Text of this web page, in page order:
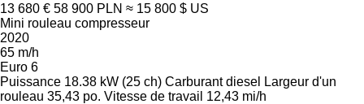
13 680 € 58 900 PLN ≈ 15 800 $ US
Mini rouleau compresseur
2020
65 m/h
Euro 6
Puissance 18.38 kW (25 ch) Carburant diesel
Largeur d'un
rouleau 35,43 po. Vitesse de travail 12,43 mi/h